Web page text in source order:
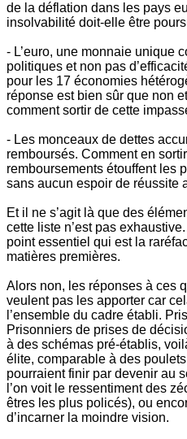
de la déflation dans les pays
insolvabilité doit-elle être
- L’euro, une monnaie unique
politiques et non pas
pour les 17 économies
réponse est bien sûr que non
comment sortir de cette
- Les monceaux de dettes
remboursés. Comment en
remboursements étouffent les
sans aucun espoir de réussite
Et il ne s’agit là que des
cette liste n’est pas
point essentiel qui est la
matières premières.
Alors non, les réponses à ces
veulent pas les apporter car
l’ensemble du cadre établi.
Prisonniers de prises de
à des schémas pré-établis,
élite, comparable à des
pourraient finir par devenir au
l’on voit le ressentiment des
êtres les plus policés), ou
d’incarner la moindre vision.